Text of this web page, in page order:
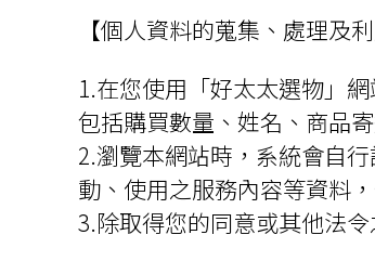
【個人資料的蒐集、處理及利
1.在您使用「好太太選物」
包括購買數量、姓名、商品
2.瀏覽本網站時，系統會自
動、使用之服務內容等資料
3.除取得您的同意或其他法